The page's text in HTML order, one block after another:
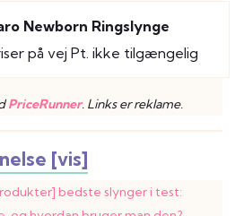
Newborn Ringslynge
på vej Pt. ikke tilgængelig
PriceRunner. Links er reklame.
[vis]
bedste slynger i test: